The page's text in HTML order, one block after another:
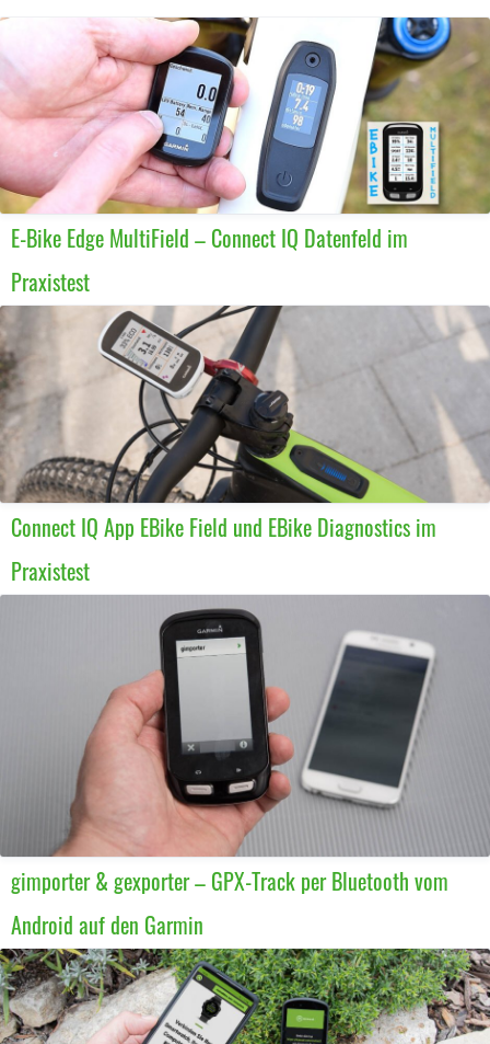
E-Bike Edge MultiField – Connect IQ Datenfeld im
Praxistest
Connect IQ App EBike Field und EBike Diagnostics im
Praxistest
gimporter & gexporter – GPX-Track per Bluetooth vom
Android auf den Garmin